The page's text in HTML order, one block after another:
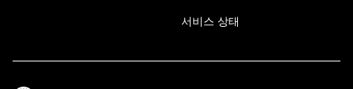
서비스 상태